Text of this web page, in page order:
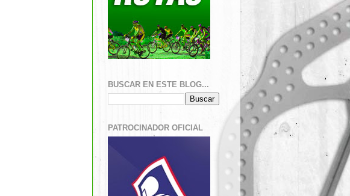
BUSCAR EN ESTE BLOG...
PATROCINADOR OFICIAL